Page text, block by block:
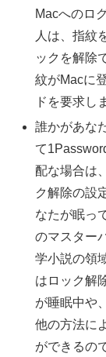
Macへのロ
人は、指紋
ックを解除
紋がMacに
ドを要求し
誰かがあな
て
配な場合は
ク解除の設
なたが眠っ
のマスター
学小説の領
はロック解
が睡眠中や
他の方法に
ができるの